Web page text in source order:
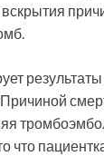
результаты
что